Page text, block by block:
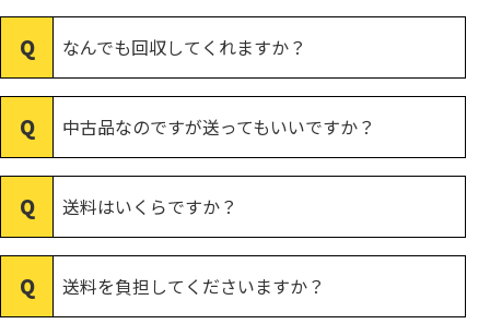
なんでも回収してくれますか？
中古品なのですが送ってもいいですか？
送料はいくらですか？
送料を負担してくださいますか？